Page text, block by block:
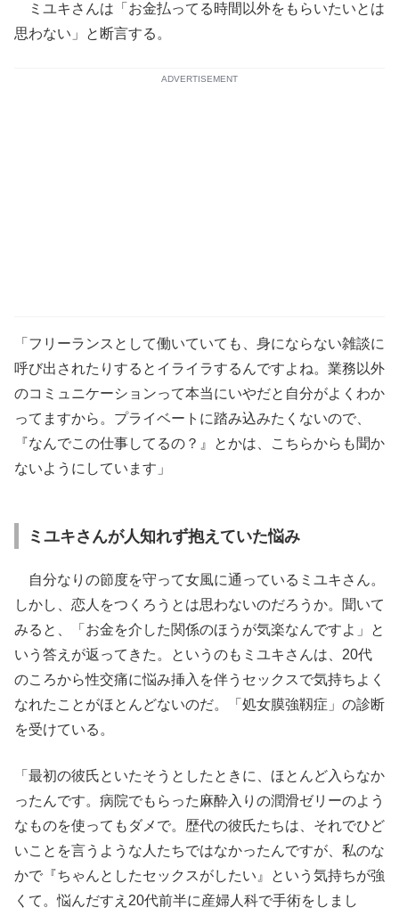
ミユキさんは「お金払ってる時間以外をもらいたいとは
思わない」と断言する。
ADVERTISEMENT
「フリーランスとして働いていても、身にならない雑談に
呼び出されたりするとイライラするんですよね。業務以外
のコミュニケーションって本当にいやだと自分がよくわか
ってますから。プライベートに踏み込みたくないので、
『なんでこの仕事してるの？』とかは、こちらからも聞か
ないようにしています」
ミユキさんが人知れず抱えていた悩み
自分なりの節度を守って女風に通っているミユキさん。
しかし、恋人をつくろうとは思わないのだろうか。聞いて
みると、「お金を介した関係のほうが気楽なんですよ」と
いう答えが返ってきた。というのもミユキさんは、20代
のころから性交痛に悩み挿入を伴うセックスで気持ちよく
なれたことがほとんどないのだ。「処女膜強靱症」の診断
を受けている。
「最初の彼氏といたそうとしたときに、ほとんど入らなか
ったんです。病院でもらった麻酔入りの潤滑ゼリーのよう
なものを使ってもダメで。歴代の彼氏たちは、それでひど
いことを言うような人たちではなかったんですが、私のな
かで『ちゃんとしたセックスがしたい』という気持ちが強
くて。悩んだすえ20代前半に産婦人科で手術をしまし